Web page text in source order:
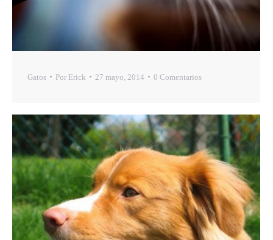
Gatos Por Erick 27 mayo, 2014 0 Comentarios